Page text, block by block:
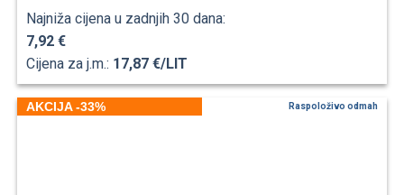
Najniža cijena u zadnjih 30 dana:
7,92 €
Cijena za j.m.: 17,87 €/LIT
AKCIJA -33% Raspoloživo odmah